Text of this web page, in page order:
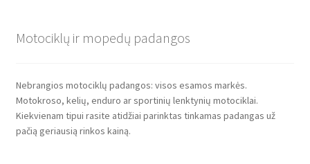
Motociklų ir mopedų padangos
Nebrangios motociklų padangos: visos esamos markės.
Motokroso, kelių, enduro ar sportinių lenktynių motociklai.
Kiekvienam tipui rasite atidžiai parinktas tinkamas padangas už
pačią geriausią rinkos kainą.